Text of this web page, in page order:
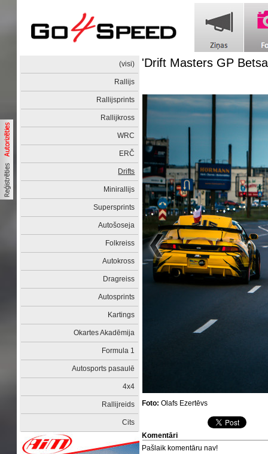
(visi)
Rallijs
Rallijsprints
Rallijkross
WRC
ERČ
Drifts
Minirallijs
Supersprints
Autošoseja
Folkreiss
Autokross
Dragreiss
Autosprints
Kartings
Okartes Akadēmija
Formula 1
Autosports pasaulē
4x4
Rallijreids
Cits
'Drift Masters GP
Foto: Olafs Ezertēvs
Komentāri
Pašlaik komentāru nav!